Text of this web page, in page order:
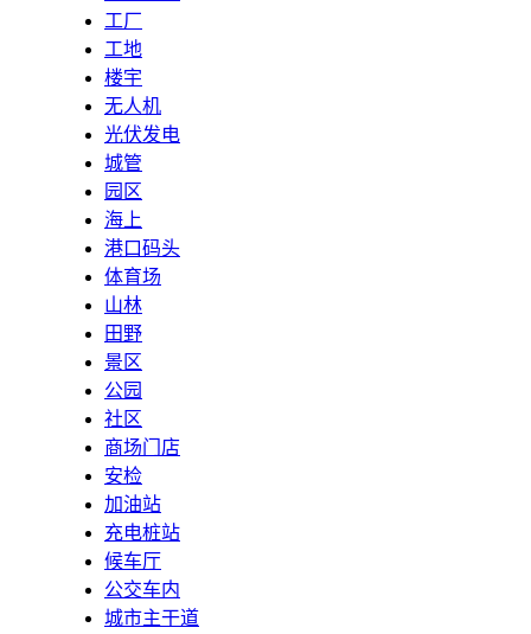
工厂
工地
楼宇
无人机
光伏发电
城管
园区
海上
港口码头
体育场
山林
田野
景区
公园
社区
商场门店
安检
加油站
充电桩站
候车厅
公交车内
城市主干道